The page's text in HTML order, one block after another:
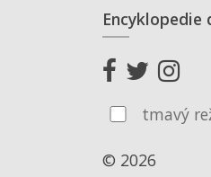
Encyklopedie
tmavý
© 2026